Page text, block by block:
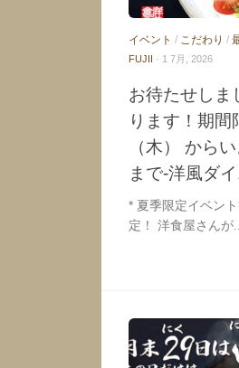
イベント / こだわり /
FUJII · 1 7月, 2026
お待たせしま
ります！期
（木） から
まで-洋風ダ
* 夏季限定イベン
定！ 洋食屋さんが...